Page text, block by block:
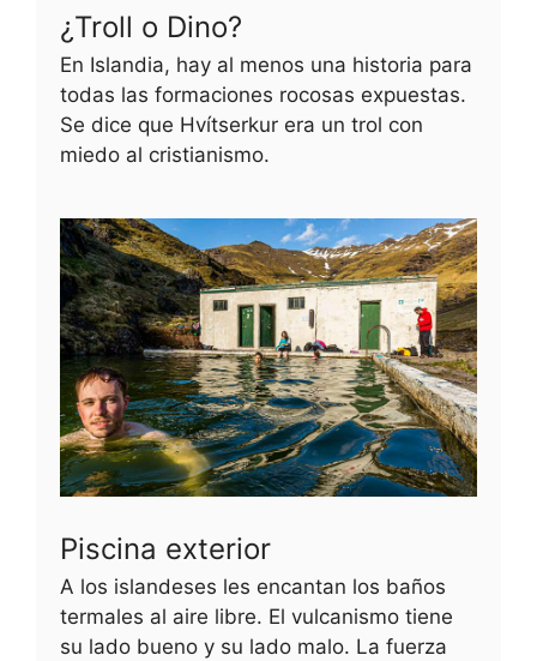
¿Troll o Dino?
En Islandia, hay al menos una historia para
todas las formaciones rocosas expuestas.
Se dice que Hvítserkur era un trol con
miedo al cristianismo.
Piscina exterior
A los islandeses les encantan los baños
termales al aire libre. El vulcanismo tiene
su lado bueno y su lado malo. La fuerza